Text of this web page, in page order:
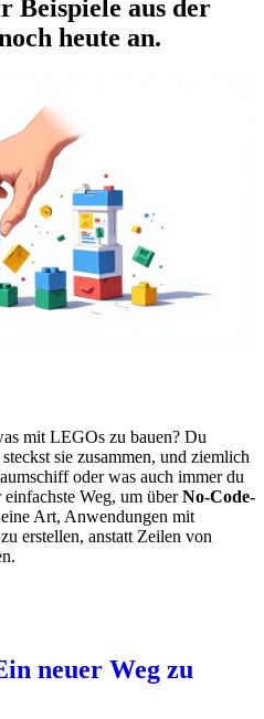
Beispiele aus der
heute an.
mit LEGOs zu bauen? Du
sie zusammen, und ziemlich
oder was auch immer du
Weg, um überNo-Code-
Art, Anwendungen mit
erstellen, anstatt Zeilen von
neuer Weg zu